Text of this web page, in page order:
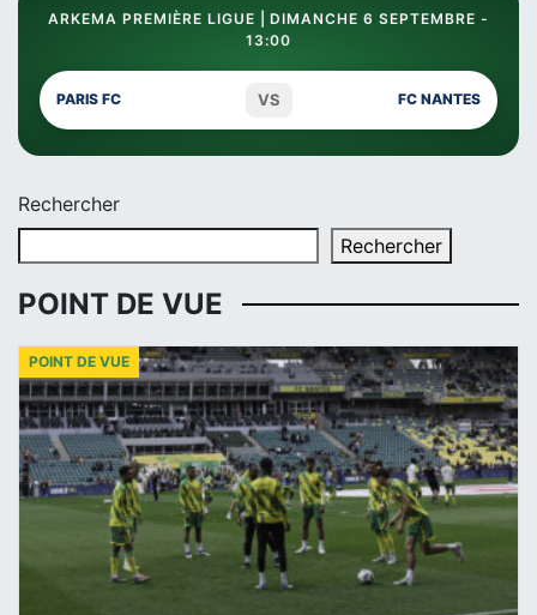
ARKEMA PREMIÈRE LIGUE | DIMANCHE 6 SEPTEMBRE -
13:00
PARIS FC VS FC NANTES
Rechercher
Rechercher
POINT DE VUE
POINT DE VUE